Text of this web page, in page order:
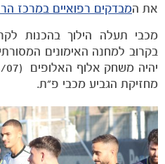
את המבדקים רפואיים במרכז
מכבי תעלה הילוך בהכנות
בקרוב למחנה האימונים
מחזיקת הגביע מכבי פ"ת.